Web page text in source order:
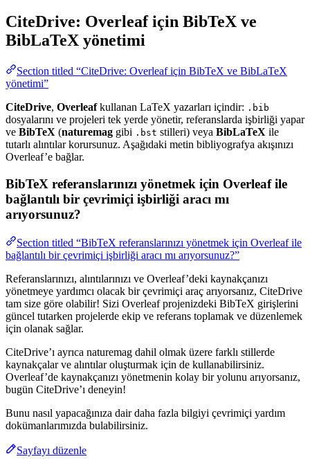
CiteDrive: Overleaf için BibTeX ve
BibLaTeX yönetimi
Section titled “CiteDrive: Overleaf için BibTeX ve BibLaTeX
yönetimi”
CiteDrive, Overleafkullanan LaTeX yazarları içindir: .bib
dosyalarını ve projeleri tek yerde yönetir, referanslarda işbirliği yapar
ve BibTeX (naturemag gibi .bst stilleri) veya BibLaTeX ile
tutarlı alıntılar korursunuz. Aşağıdaki metin bibliyografya akışınızı
Overleaf’e bağlar.
BibTeX referanslarınızı yönetmek için Overleaf ile
bağlantılı bir çevrimiçi işbirliği aracı mı
arıyorsunuz?
Section titled “BibTeX referanslarınızı yönetmek için Overleaf ile
bağlantılı bir çevrimiçi işbirliği aracı mı arıyorsunuz?”
Referanslarınızı, alıntılarınızı ve Overleaf’deki kaynakçanızı
yönetmeye yardımcı olacak bir çevrimiçi araç arıyorsanız, CiteDrive
tam size göre olabilir! Sizi Overleaf projenizdeki BibTeX girişlerini
güncel tutarken projelerde ekip ve referans toplamak ve düzenlemek
için olanak sağlar.
CiteDrive’ı ayrıca naturemag dahil olmak üzere farklı stillerde
kaynakçalar ve alıntılar oluşturmak için de kullanabilirsiniz.
Overleaf’de kaynakçanızı yönetmenin kolay bir yolunu arıyorsanız,
bugün CiteDrive’ı deneyin!
Bunu nasıl yapacağınıza dair daha fazla bilgiyi çevrimiçi yardım
dokümanlarımızda bulabilirsiniz.
Sayfayı düzenle